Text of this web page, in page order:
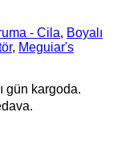
- Cila, Boyalı
, Meguiar's
gün kargoda.